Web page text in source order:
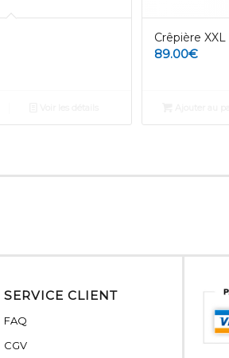
Crêpière XXL
89.00€
SERVICE CLIENT
FAQ
CGV